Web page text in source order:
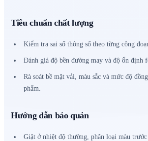
Tiêu chuẩn chất lượng
Kiểm tra sai số thông số theo từng công
Đánh giá độ bền đường may và độ ổn định
Rà soát bề mặt vải, màu sắc và mức độ
phẩm.
Hướng dẫn bảo quản
Giặt ở nhiệt độ thường, phân loại màu trước